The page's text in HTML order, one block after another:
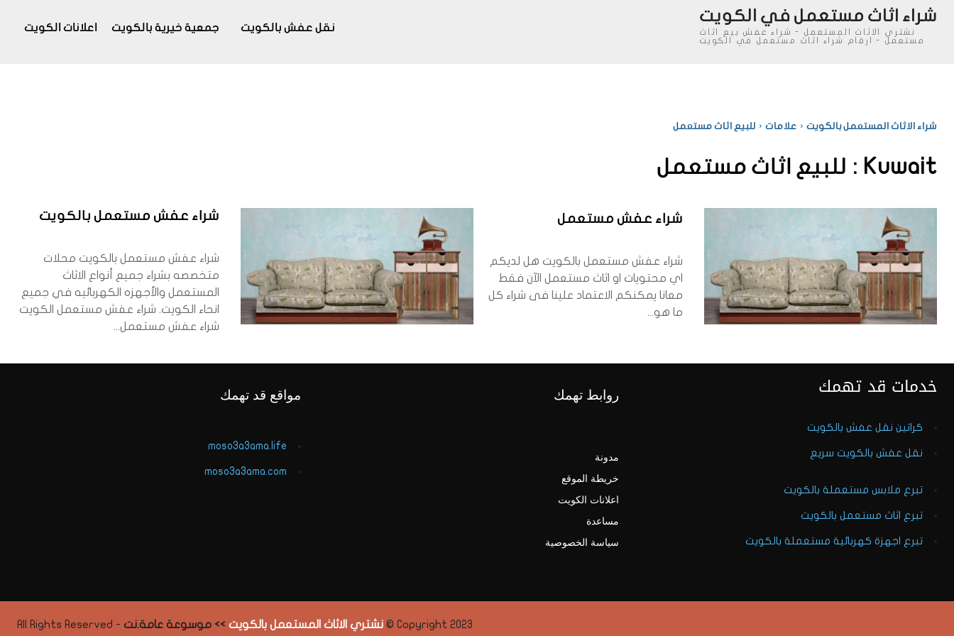
نقل عفش بالكويت جمعية خيرية بالكويت اعلانات الكويت
شراء اثاث مستعمل في الكويت
نشتري الاثاث المستعمل - شراء عفش بيع اثاث
مستعمل - ارقام شراء اثاث مستعمل في الكويت
شراء الاثاث المستعمل بالكويت علامات للبيع اثاث مستعمل
Kuwait : للبيع اثاث مستعمل
شراء عفش مستعمل
شراء عفش مستعمل بالكويت هل لديكم
اي محتويات او اثاث مستعمل الآن فقط
معانا يمكنكم الاعتماد علينا فى شراء كل
ما هو...
شراء عفش مستعمل بالكويت
شراء عفش مستعمل بالكويت محلات
متخصصه بشراء جميع أنواع الاثاث
المستعمل والأجهزه الكهربائيه في جميع
انحاء الكويت. شراء عفش مستعمل الكويت
شراء عفش مستعمل...
مواقع قد تهمك
moso3a3ama.life
moso3a3ama.com
روابط تهمك
مدونة
خريطة الموقع
اعلانات الكويت
مساعدة
سياسة الخصوصية
خدمات قد تهمك
كراتين نقل عفش بالكويت
نقل عفش بالكويت سريع
تبرع ملابس مستعملة بالكويت
تبرع اثاث مستعمل بالكويت
تبرع اجهزة كهربائية مستعملة بالكويت
Copyright 2023 © نشتري الاثاث المستعمل بالكويت >> موسوعة عامة.نت - All Rights Reserved